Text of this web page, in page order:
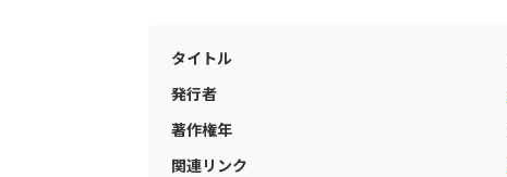
タイトル
発行者
著作権年
関連リンク